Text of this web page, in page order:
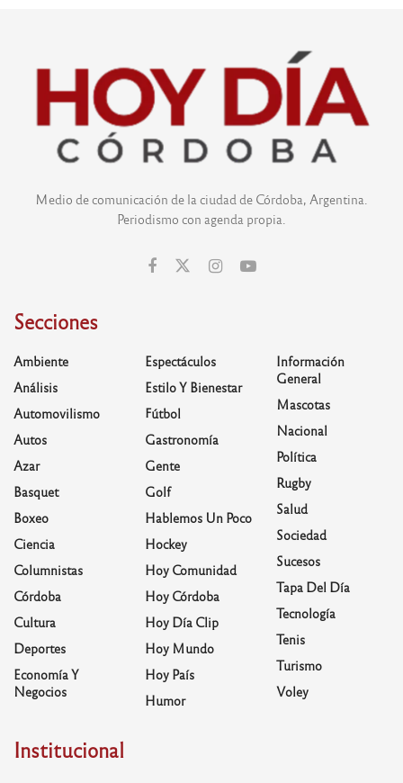
Medio de comunicación de la ciudad de Córdoba, Argentina.
Periodismo con agenda propia.
Secciones
Ambiente
Análisis
Automovilismo
Autos
Azar
Basquet
Boxeo
Ciencia
Columnistas
Córdoba
Cultura
Deportes
Economía Y
Negocios
Espectáculos
Estilo Y Bienestar
Fútbol
Gastronomía
Gente
Golf
Hablemos Un Poco
Hockey
Hoy Comunidad
Hoy Córdoba
Hoy Día Clip
Hoy Mundo
Hoy País
Humor
Información
General
Mascotas
Nacional
Política
Rugby
Salud
Sociedad
Sucesos
Tapa Del Día
Tecnología
Tenis
Turismo
Voley
Institucional